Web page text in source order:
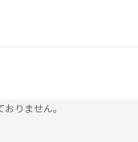
りません。